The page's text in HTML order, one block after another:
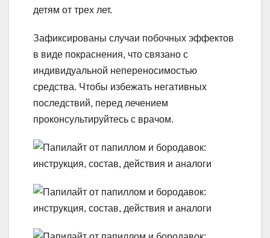
детям от трех лет.
Зафиксированы случаи побочных эффектов
в виде покраснения, что связано с
индивидуальной непереносимостью
средства. Чтобы избежать негативных
последствий, перед лечением
проконсультируйтесь с врачом.